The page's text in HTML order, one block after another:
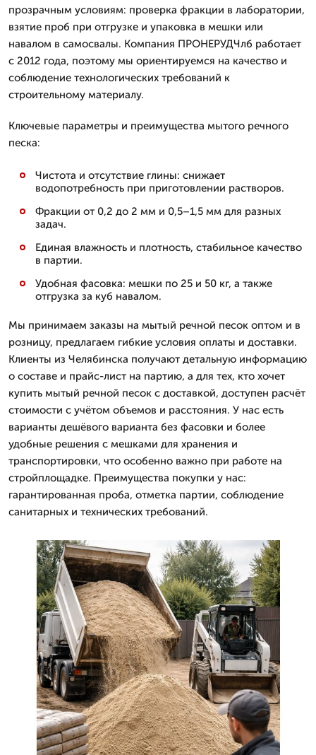
прозрачным условиям: проверка фракции в лаборатории,
взятие проб при отгрузке и упаковка в мешки или
навалом в самосвалы. Компания ПРОНЕРУДЧлб работает
с 2012 года, поэтому мы ориентируемся на качество и
соблюдение технологических требований к
строительному материалу.
Ключевые параметры и преимущества мытого речного
песка:
Чистота и отсутствие глины: снижает
водопотребность при приготовлении растворов.
Фракции от 0,2 до 2 мм и 0,5–1,5 мм для разных
задач.
Единая влажность и плотность, стабильное качество
в партии.
Удобная фасовка: мешки по 25 и 50 кг, а также
отгрузка за куб навалом.
Мы принимаем заказы на мытый речной песок оптом и в
розницу, предлагаем гибкие условия оплаты и доставки.
Клиенты из Челябинска получают детальную информацию
о составе и прайс-лист на партию, а для тех, кто хочет
купить мытый речной песок с доставкой, доступен расчёт
стоимости с учётом объемов и расстояния. У нас есть
варианты дешёвого варианта без фасовки и более
удобные решения с мешками для хранения и
транспортировки, что особенно важно при работе на
стройплощадке. Преимущества покупки у нас:
гарантированная проба, отметка партии, соблюдение
санитарных и технических требований.